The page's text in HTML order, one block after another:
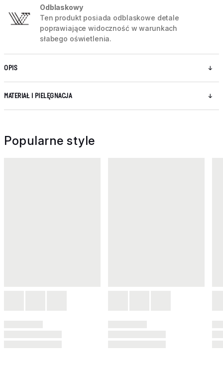
Odblaskowy
Ten produkt posiada odblaskowe detale
poprawiające widoczność w warunkach
słabego oświetlenia.
OPIS
MATERIAŁ I PIELĘGNACJA
Popularne style